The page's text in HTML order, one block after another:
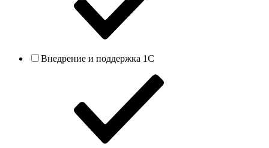
Внедрение и поддержка 1С